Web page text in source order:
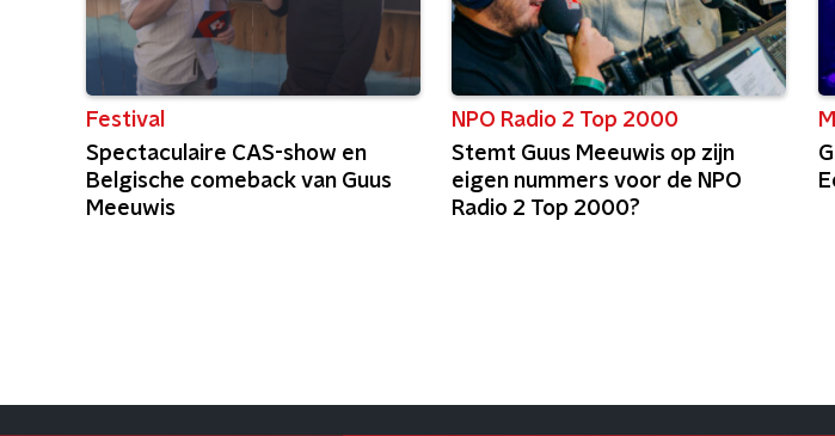
Festival
Spectaculaire CAS-show en
Belgische comeback van Guus
Meeuwis
NPO Radio 2 Top 2000
Stemt Guus Meeuwis op zijn
eigen nummers voor de NPO
Radio 2 Top 2000?